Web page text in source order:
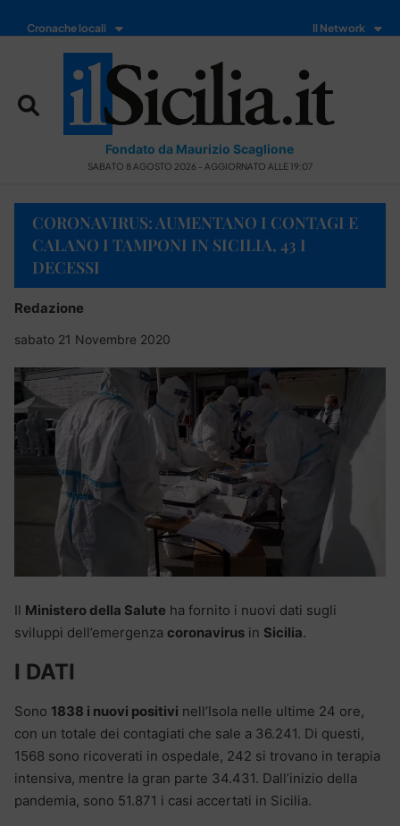
Cronache locali Il Network
Fondato da Maurizio Scaglione
SABATO 8 AGOSTO 2026 - AGGIORNATO ALLE 19:07
CORONAVIRUS: AUMENTANO I CONTAGI E
CALANO I TAMPONI IN SICILIA, 43 I
DECESSI
Redazione
sabato 21 Novembre 2020
Il Ministero della Salute ha fornito i nuovi dati sugli
sviluppi dell’emergenza coronavirus in Sicilia.
I DATI
Sono 1838 i nuovi positivi nell’Isola nelle ultime 24 ore,
con un totale dei contagiati che sale a 36.241. Di questi,
1568 sono ricoverati in ospedale, 242 si trovano in terapia
intensiva, mentre la gran parte 34.431. Dall’inizio della
pandemia, sono 51.871 i casi accertati in Sicilia.